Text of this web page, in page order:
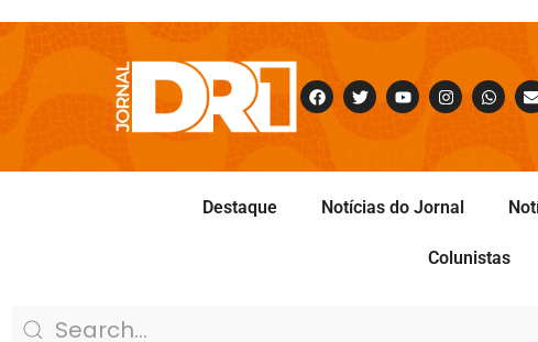
Destaque Notícias do Jornal
Colunistas